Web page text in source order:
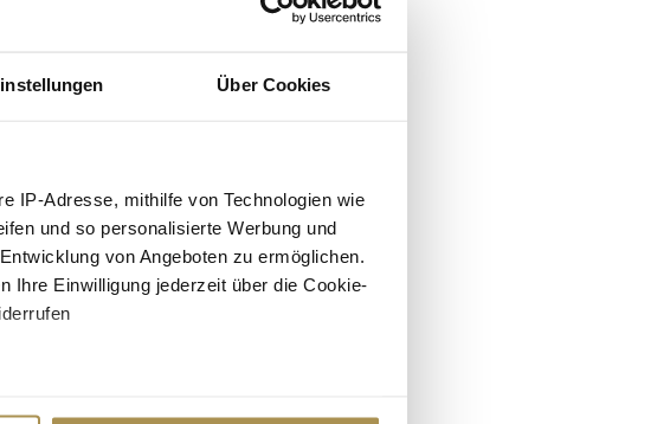
Über Cookies
IP-Adresse, mithilfe von Technologien wie
und so personalisierte Werbung und
von Angeboten zu ermöglichen.
Ihre Einwilligung jederzeit über die Cookie-